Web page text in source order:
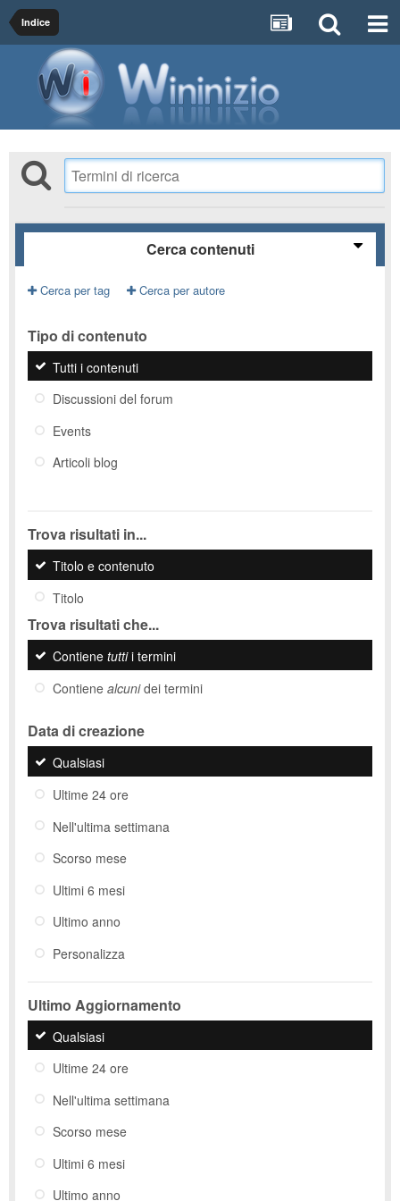
Indice
Cerca contenuti
Cerca per tag Cerca per autore
Tipo di contenuto
Tutti i contenuti
Discussioni del forum
Events
Articoli blog
Trova risultati in...
Titolo e contenuto
Titolo
Trova risultati che...
Contiene tuttii termini
Contiene alcunidei termini
Data di creazione
Qualsiasi
Ultime 24 ore
Nell'ultima settimana
Scorso mese
Ultimi 6 mesi
Ultimo anno
Personalizza
Ultimo Aggiornamento
Qualsiasi
Ultime 24 ore
Nell'ultima settimana
Scorso mese
Ultimi 6 mesi
Ultimo anno